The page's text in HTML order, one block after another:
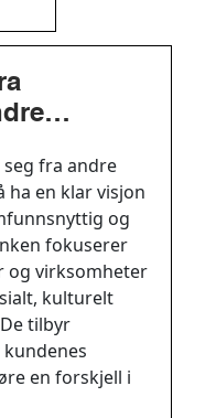
fra andre
ha en klar visjon
og
fokuserer
og virksomheter
kulturelt
tilbyr
en forskjell i